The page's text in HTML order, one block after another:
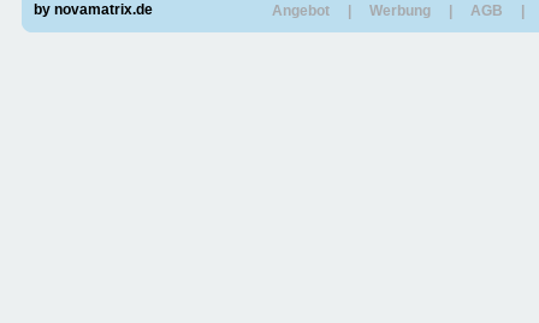
by novamatrix.de AGB
Werbung
Angebot